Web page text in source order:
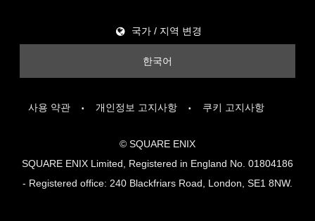
사용 약관 개인정보 고지사항 쿠키 고지사항
국가 / 지역 변경
한국어
© SQUARE ENIX
SQUARE ENIX Limited, Registered in England No. 01804186
- Registered office: 240 Blackfriars Road, London, SE1 8NW.